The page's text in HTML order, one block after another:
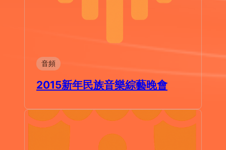
音頻
2015新年民族音樂綜藝晚會